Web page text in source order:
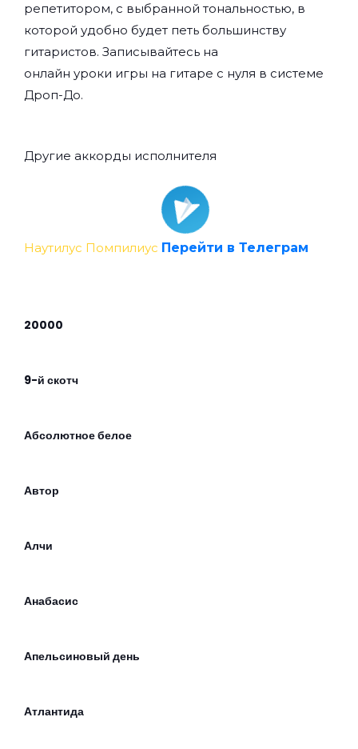
репетитором, с выбранной тональностью, в
которой удобно будет петь большинству
гитаристов. Записывайтесь на
онлайн уроки игры на гитаре с нуля в системе
Дроп-До.
Другие аккорды исполнителя
Наутилус Помпилиус Перейти в Телеграм
20000
9-й скотч
Абсолютное белое
Автор
Алчи
Анабасис
Апельсиновый день
Атлантида